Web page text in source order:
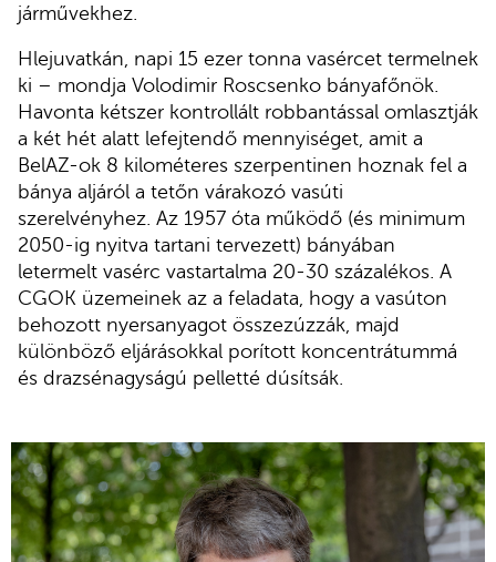
járművekhez.
Hlejuvatkán, napi 15 ezer tonna vasércet termelnek
ki – mondja Volodimir Roscsenko bányafőnök.
Havonta kétszer kontrollált robbantással omlasztják
a két hét alatt lefejtendő mennyiséget, amit a
BelAZ-ok 8 kilométeres szerpentinen hoznak fel a
bánya aljáról a tetőn várakozó vasúti
szerelvényhez. Az 1957 óta működő (és minimum
2050-ig nyitva tartani tervezett) bányában
letermelt vasérc vastartalma 20-30 százalékos. A
CGOK üzemeinek az a feladata, hogy a vasúton
behozott nyersanyagot összezúzzák, majd
különböző eljárásokkal porított koncentrátummá
és drazsénagyságú pelletté dúsítsák.